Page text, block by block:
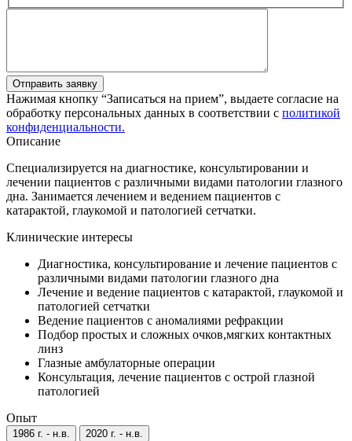
Отправить заявку
Нажимая кнопку “Записаться на прием”, выдаете согласие на
обработку персональных данных в соответствии с политикой
конфиденциальности.
Описание
Специализируется на диагностике, консультировании и
лечении пациентов с различными видами патологии глазного
дна. Занимается лечением и ведением пациентов с
катарактой, глаукомой и патологией сетчатки.
Клинические интересы
Диагностика, консультирование и лечение пациентов с
различными видами патологии глазного дна
Лечение и ведение пациентов с катарактой, глаукомой и
патологией сетчатки
Ведение пациентов с аномалиями рефракции
Подбор простых и сложных очков,мягких контактных
линз
Глазные амбулаторные операции
Консультация, лечение пациентов с острой глазной
патологией
Опыт
1986 г. - н.в. 2020 г. - н.в.